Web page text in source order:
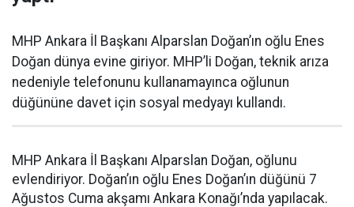
MHP Ankara İl Başkanı Alparslan Doğan’ın oğlu Enes
Doğan dünya evine giriyor. MHP’li Doğan, teknik arıza
nedeniyle telefonunu kullanamayınca oğlunun
düğününe davet için sosyal medyayı kullandı.
MHP Ankara İl Başkanı Alparslan Doğan, oğlunu
evlendiriyor. Doğan’ın oğlu Enes Doğan’ın düğünü 7
Ağustos Cuma akşamı Ankara Konağı’nda yapılacak.